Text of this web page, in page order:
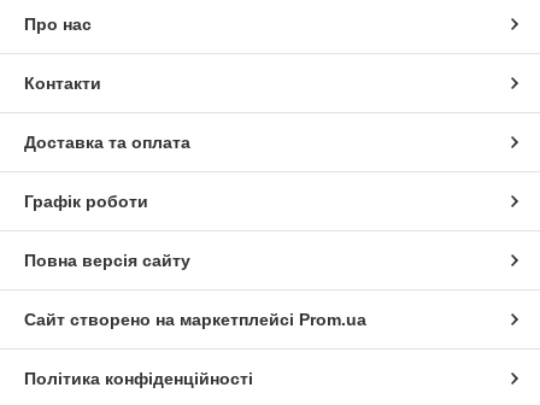
Про нас
Контакти
Доставка та оплата
Графік роботи
Повна версія сайту
Сайт створено на маркетплейсі Prom.ua
Політика конфіденційності